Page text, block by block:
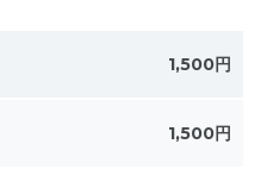
1,500円
1,500円